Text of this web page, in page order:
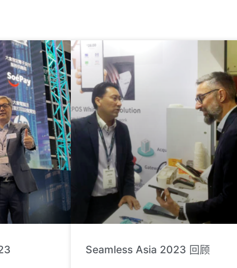
Seamless Asia 2023 回顾